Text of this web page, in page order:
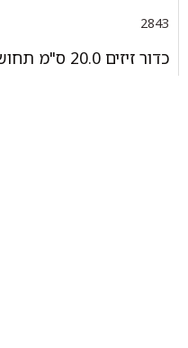
2843
כדור זיזים 20.0 ס"מ תחושה (לא עוקצני) האתלט